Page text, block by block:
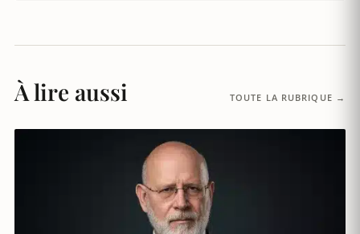
À lire aussi TOUTE LA RUBRIQUE →